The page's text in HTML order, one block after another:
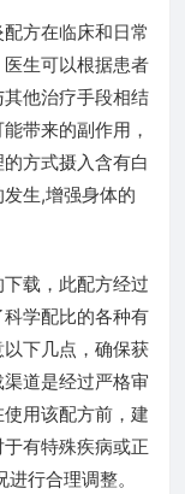
方在临床和日常
生可以根据患者
他治疗手段相结
带来的副作用，
方式摄入含有白
生,增强身体的
载，此配方经过
学配比的各种有
下几点，确保获
道是经过严格审
用该配方前，建
有特殊疾病或正
行合理调整。